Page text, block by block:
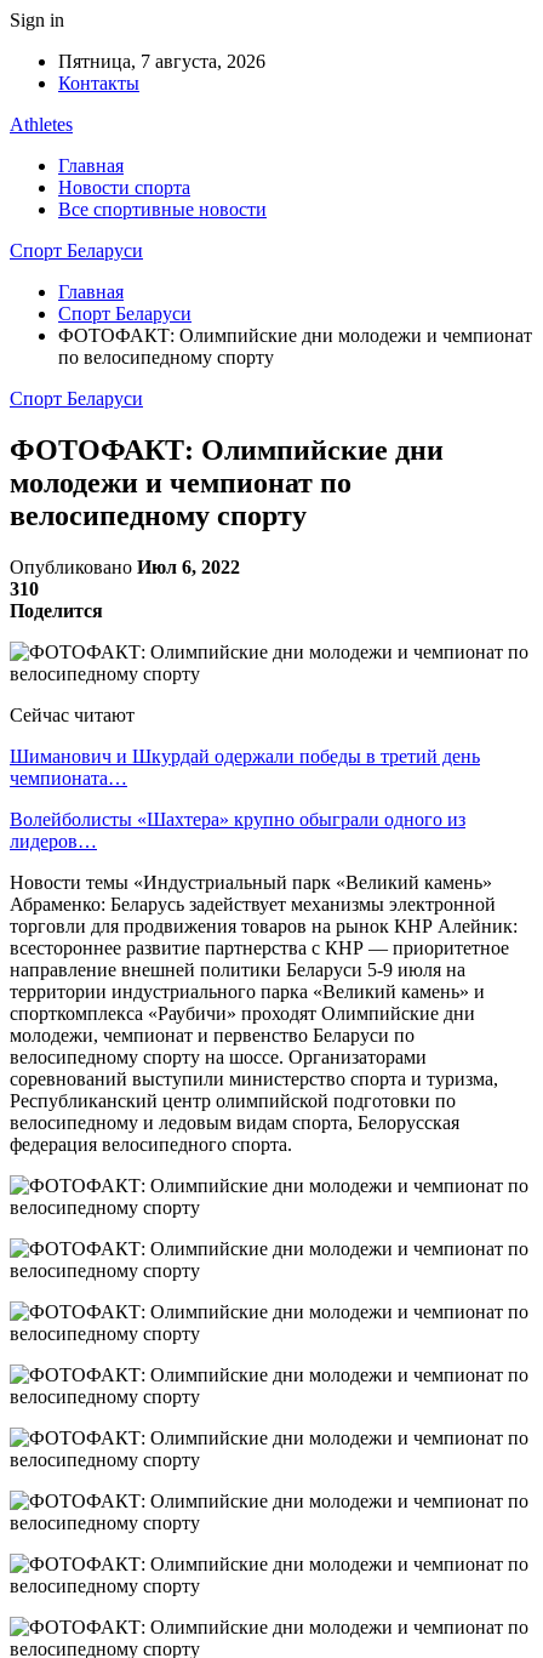
Sign in
Пятница, 7 августа, 2026
Контакты
Athletes
Главная
Новости спорта
Все спортивные новости
Спорт Беларуси
Главная
Спорт Беларуси
ФОТОФАКТ: Олимпийские дни молодежи и чемпионат
по велосипедному спорту
Спорт Беларуси
ФОТОФАКТ: Олимпийские дни
молодежи и чемпионат по
велосипедному спорту
Опубликовано Июл 6, 2022
310
Поделится
Сейчас читают
Шиманович и Шкурдай одержали победы в третий день
чемпионата…
Волейболисты «Шахтера» крупно обыграли одного из
лидеров…
Новости темы «Индустриальный парк «Великий камень»
Абраменко: Беларусь задействует механизмы электронной
торговли для продвижения товаров на рынок КНР Алейник:
всестороннее развитие партнерства с КНР — приоритетное
направление внешней политики Беларуси 5-9 июля на
территории индустриального парка «Великий камень» и
спорткомплекса «Раубичи» проходят Олимпийские дни
молодежи, чемпионат и первенство Беларуси по
велосипедному спорту на шоссе. Организаторами
соревнований выступили министерство спорта и туризма,
Республиканский центр олимпийской подготовки по
велосипедному и ледовым видам спорта, Белорусская
федерация велосипедного спорта.